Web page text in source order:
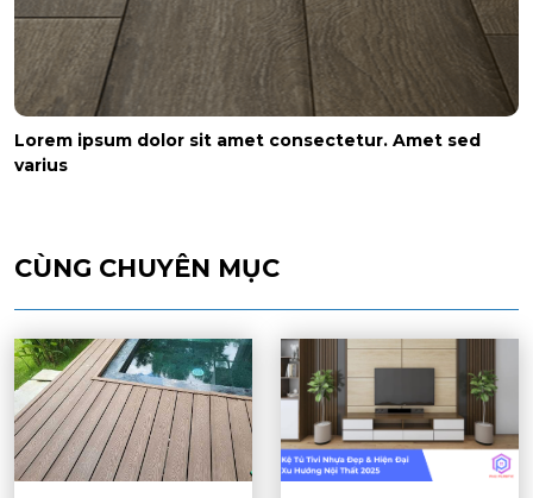
Lorem ipsum dolor sit amet consectetur. Amet sed
varius
CÙNG CHUYÊN MỤC